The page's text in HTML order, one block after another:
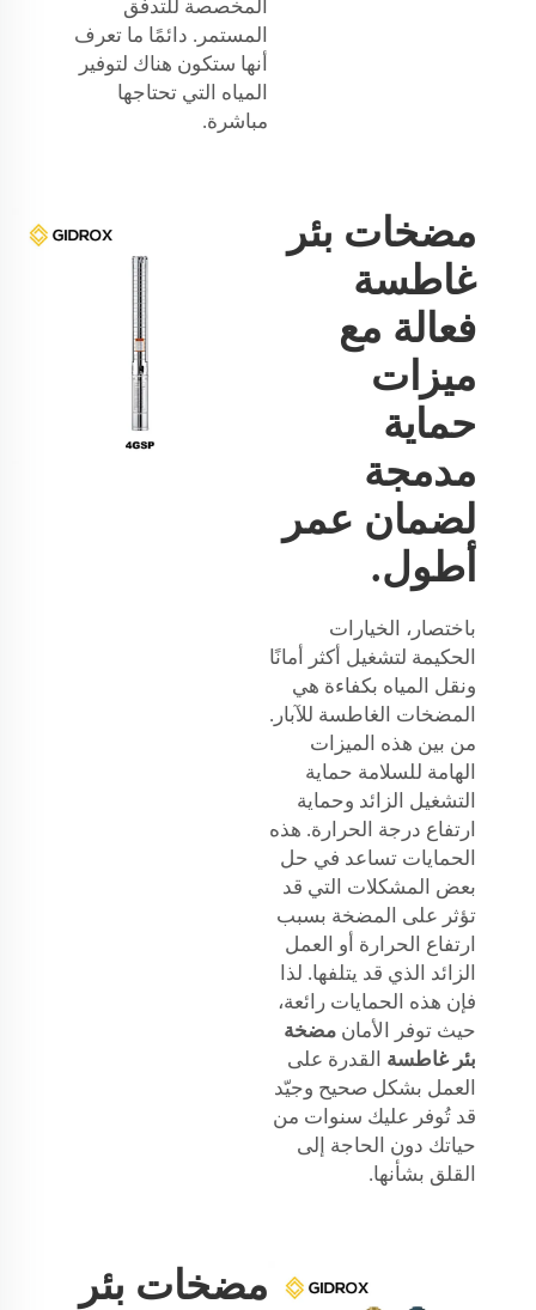
المخصصة للتدفق
المستمر. دائمًا ما تعرف
أنها ستكون هناك لتوفير
المياه التي تحتاجها
مباشرة.
مضخات بئر
غاطسة
فعالة مع
ميزات
حماية
مدمجة
لضمان عمر
أطول.
باختصار، الخيارات
الحكيمة لتشغيل أكثر أمانًا
ونقل المياه بكفاءة هي
المضخات الغاطسة للآبار.
من بين هذه الميزات
الهامة للسلامة حماية
التشغيل الزائد وحماية
ارتفاع درجة الحرارة. هذه
الحمايات تساعد في حل
بعض المشكلات التي قد
تؤثر على المضخة بسبب
ارتفاع الحرارة أو العمل
الزائد الذي قد يتلفها. لذا
فإن هذه الحمايات رائعة،
حيث توفر الأمان مضخة
بئر غاطسة القدرة على
العمل بشكل صحيح وجيّد
قد تُوفر عليك سنوات من
حياتك دون الحاجة إلى
القلق بشأنها.
مضخات بئر